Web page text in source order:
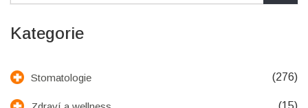
Kategorie
Stomatologie (276)